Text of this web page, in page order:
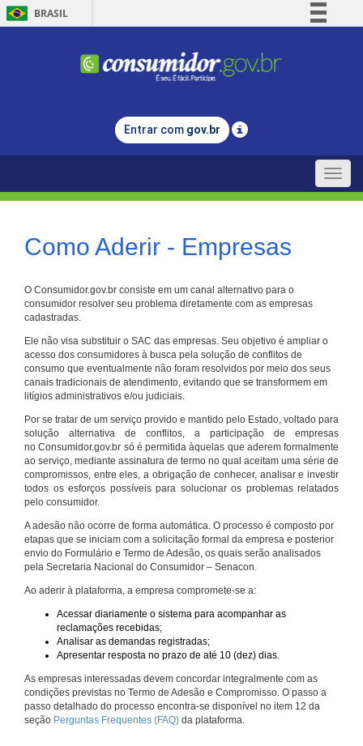
BRASIL
Comunica BR
Legislação
Entrar com gov.br
Toggle
Como Aderir - Empresas
O Consumidor.gov.br consiste em um canal alternativo para o
consumidor resolver seu problema diretamente com as empresas
cadastradas.
Ele não visa substituir o SAC das empresas. Seu objetivo é ampliar o
acesso dos consumidores à busca pela solução de conflitos de
consumo que eventualmente não foram resolvidos por meio dos seus
canais tradicionais de atendimento, evitando que se transformem em
litígios administrativos e/ou judiciais.
Por se tratar de um serviço provido e mantido pelo Estado, voltado para
solução alternativa de conflitos, a participação de empresas
no Consumidor.gov.br só é permitida àquelas que aderem formalmente
ao serviço, mediante assinatura de termo no qual aceitam uma série de
compromissos, entre eles, a obrigação de conhecer, analisar e investir
todos os esforços possíveis para solucionar os problemas relatados
pelo consumidor.
A adesão não ocorre de forma automática. O processo é composto por
etapas que se iniciam com a solicitação formal da empresa e posterior
envio do Formulário e Termo de Adesão, os quais serão analisados
pela Secretaria Nacional do Consumidor – Senacon.
Ao aderir à plataforma, a empresa compromete-se a:
Acessar diariamente o sistema para acompanhar as
reclamações recebidas;
Analisar as demandas registradas;
Apresentar resposta no prazo de até 10 (dez) dias.
As empresas interessadas devem concordar integralmente com as
condições previstas no Termo de Adesão e Compromisso. O passo a
passo detalhado do processo encontra-se disponível no item 12 da
seção Perguntas Frequentes (FAQ) da plataforma.